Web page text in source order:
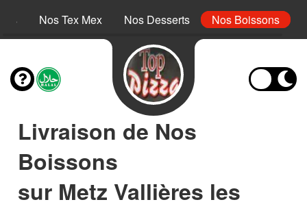
Nos Tex Mex Nos Desserts Nos Boissons
Livraison de Nos
Boissons
sur Metz Vallières les